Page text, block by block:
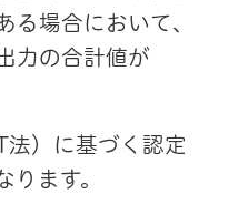
る場合において、
力の合計値が
）に基づく認定
ります。